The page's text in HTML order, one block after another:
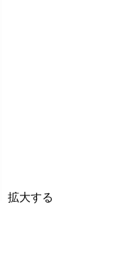
拡大する